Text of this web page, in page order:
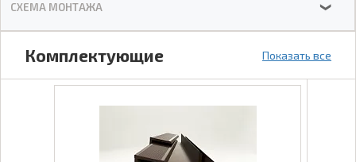
СХЕМА МОНТАЖА ❯
Комплектующие Показать все